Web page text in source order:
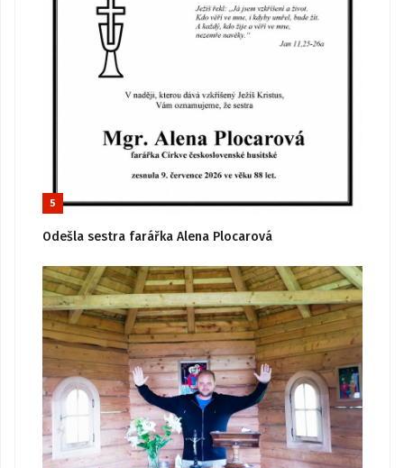
5
Odešla sestra farářka Alena Plocarová